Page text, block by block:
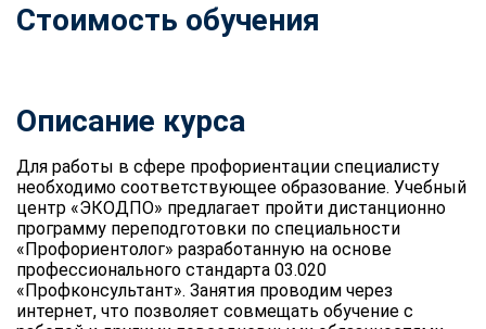
Стоимость обучения
Описание курса
Для работы в сфере профориентации специалисту
необходимо соответствующее образование. Учебный
центр «ЭКОДПО» предлагает пройти дистанционно
программу переподготовки по специальности
«Профориентолог» разработанную на основе
профессионального стандарта 03.020
«Профконсультант». Занятия проводим через
интернет, что позволяет совмещать обучение с